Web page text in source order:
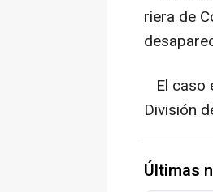
riera de
El caso
División
Últimas